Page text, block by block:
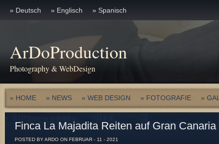
» Deutsch » Englisch » Spanisch
ArDoProduction
Photography & WebDesign
» HOME » NEWS » WEB DESIGN » FOTOGRAFIE »
Finca La Majadita Reiten auf Gran Canaria
POSTED BY ARDO ON FEBRUAR - 11 - 2021